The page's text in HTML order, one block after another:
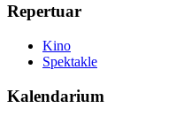
Repertuar
Kino
Spektakle
Kalendarium